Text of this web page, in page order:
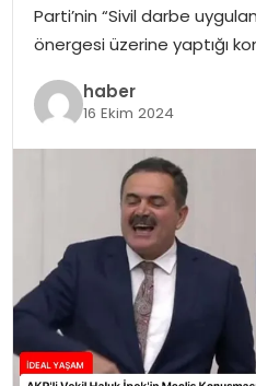
SOSYAL HABER
Parti’nin “Sivil darbe
önergesi üzerine yaptığı
haber
16 Ekim 2024